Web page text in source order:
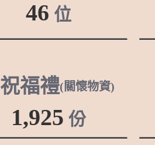
46 位
祝福禮(關懷物資)
1,925 份